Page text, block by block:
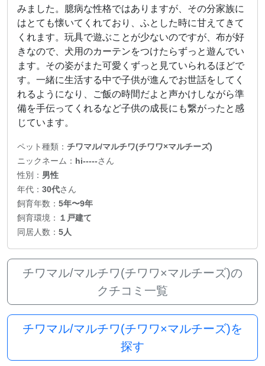
みました。臆病な性格ではありますが、その分家族に
はとても懐いてくれており、ふとした時に甘えてきて
くれます。玩具で遊ぶことが少ないのですが、布が好
きなので、犬用のカーテンをつけたらずっと遊んでい
ます。その姿がまた可愛くずっと見ていられるほどで
す。一緒に生活する中で子供が進んでお世話をしてく
れるようになり、ご飯の時間だよと声かけしながら準
備を手伝ってくれるなど子供の成長にも繋がったと感
じています。
ペット種類： チワマル/マルチワ(チワワ×マルチーズ)
ニックネーム： hi-----さん
性別： 男性
年代： 30代さん
飼育年数： 5年〜9年
飼育環境： １戸建て
同居人数： 5人
チワマル/マルチワ(チワワ×マルチーズ)の
クチコミ一覧
チワマル/マルチワ(チワワ×マルチーズ)を
探す